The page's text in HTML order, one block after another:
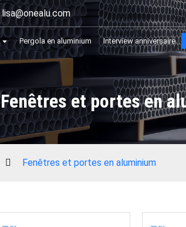
lisa@onealu.com
Pergola en aluminium Interview anniversaire
Fenêtres et portes en
Fenêtres et portes en aluminium